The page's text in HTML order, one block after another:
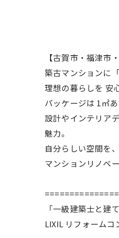
【古賀市・福津市
築古マンションに
理想の暮らしを 安
パッケージは 1㎡あ
設計やインテリア
魅力。
自分らしい空間を
マンションリノベ
「一級建築士と建
LIXIL リフォームコ